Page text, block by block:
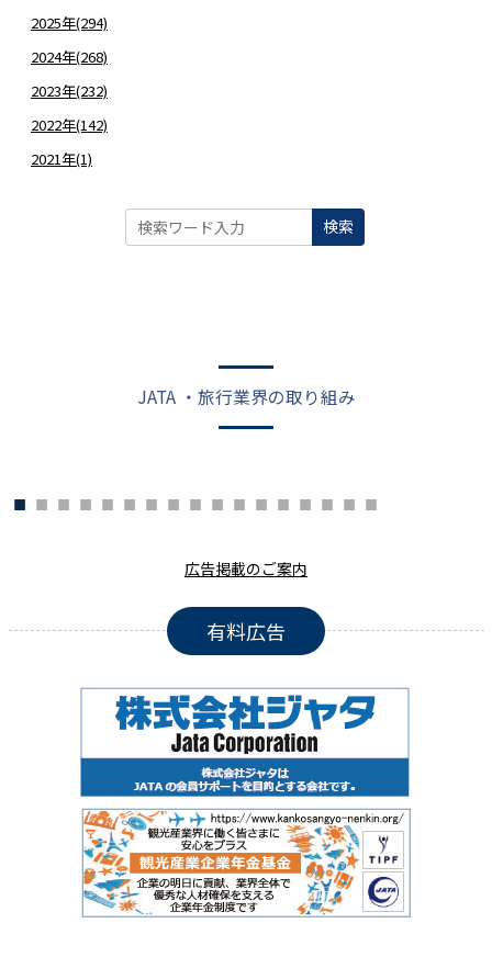
2025年(294)
2024年(268)
2023年(232)
2022年(142)
2021年(1)
検索
JATA ・旅行業界の取り組み
広告掲載のご案内
有料広告